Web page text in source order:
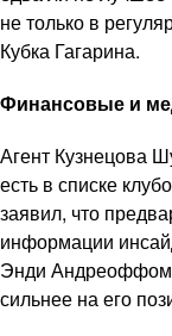
не только в
Кубка Гагарина.
Финансовые и
Агент Кузнецова
есть в списке
заявил, что
информации
Энди Андреоффом
сильнее на его